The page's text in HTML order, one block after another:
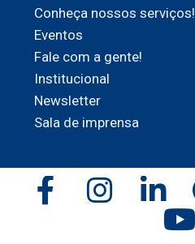
Conheça nossos serviços!
Eventos
Fale com a gente!
Institucional
Newsletter
Sala de imprensa